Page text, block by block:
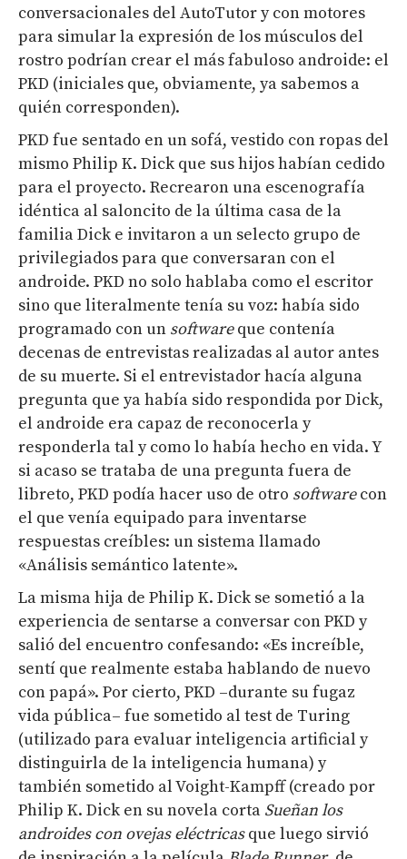
conversacionales del AutoTutor y con motores
para simular la expresión de los músculos del
rostro podrían crear el más fabuloso androide: el
PKD (iniciales que, obviamente, ya sabemos a
quién corresponden).
PKD fue sentado en un sofá, vestido con ropas del
mismo Philip K. Dick que sus hijos habían cedido
para el proyecto. Recrearon una escenografía
idéntica al saloncito de la última casa de la
familia Dick e invitaron a un selecto grupo de
privilegiados para que conversaran con el
androide. PKD no solo hablaba como el escritor
sino que literalmente tenía su voz: había sido
programado con un softwareque contenía
decenas de entrevistas realizadas al autor antes
de su muerte. Si el entrevistador hacía alguna
pregunta que ya había sido respondida por Dick,
el androide era capaz de reconocerla y
responderla tal y como lo había hecho en vida. Y
si acaso se trataba de una pregunta fuera de
libreto, PKD podía hacer uso de otro softwarecon
el que venía equipado para inventarse
respuestas creíbles: un sistema llamado
«Análisis semántico latente».
La misma hija de Philip K. Dick se sometió a la
experiencia de sentarse a conversar con PKD y
salió del encuentro confesando: «Es increíble,
sentí que realmente estaba hablando de nuevo
con papá». Por cierto, PKD –durante su fugaz
vida pública– fue sometido al test de Turing
(utilizado para evaluar inteligencia artificial y
distinguirla de la inteligencia humana) y
también sometido al Voight-Kampff (creado por
Philip K. Dick en su novela corta Sueñan los
androides con ovejas eléctricasque luego sirvió